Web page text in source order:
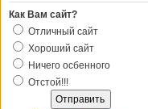
Как Вам сайт?
Отличный сайт
Хороший сайт
Ничего осбенного
Отстой!!!